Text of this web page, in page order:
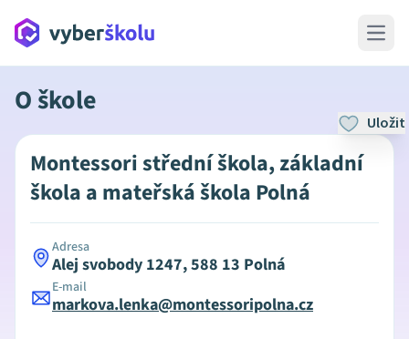
Open
O škole
Uložit
Montessori střední škola, základní
škola a mateřská škola Polná
Adresa
Alej svobody 1247, 588 13 Polná
E-mail
markova.lenka@montessoripolna.cz